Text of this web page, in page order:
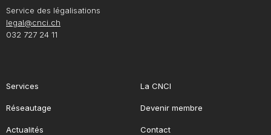
Service des légalisations
legal@cnci.ch
032 727 24 11
Services
Réseautage
Actualités
La CNCI
Devenir membre
Contact